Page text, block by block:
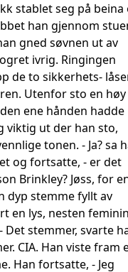
stablet seg på beina
han gjennom
gned søvnen ut av
ivrig. Ringingen
de to sikkerhets-
Utenfor sto en høy
ene hånden hadde
viktig ut der han sto,
tonen. - Ja? sa
og fortsatte, - er det
Brinkley? Jøss, for
dyp stemme fyllt av
en lys, nesten
Det stemmer, svarte
CIA. Han viste fram
Han fortsatte, - Jeg